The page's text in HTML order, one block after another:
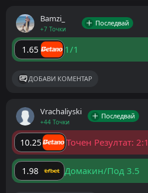
Bamzi_
+7 Точки
Последвай
1.65 1/1
ДОБАВИ КОМЕНТАР
Vrachaliyski
+44 Точки
Последвай
10.25 Точен Резултат: 2:1
1.98 Домакин/Под 3.5